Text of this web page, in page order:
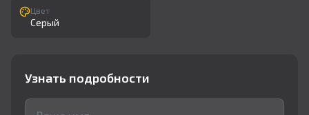
Цвет
Серый
Узнать подробности